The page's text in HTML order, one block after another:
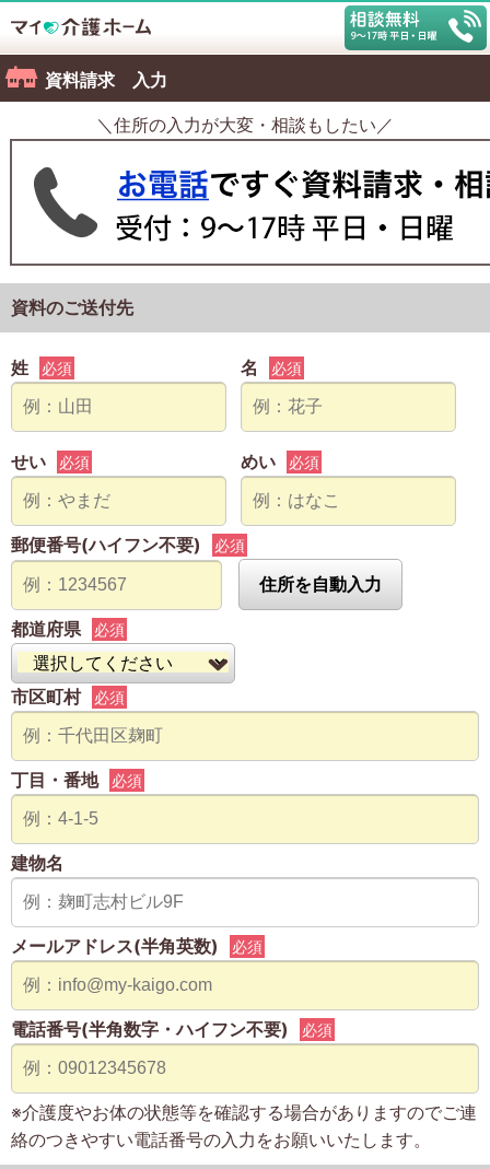
資料請求 入力
＼住所の入力が大変・相談もしたい／
資料のご送付先
姓 必須 名 必須
せい 必須 めい 必須
郵便番号(ハイフン不要) 必須
住所を自動入力
都道府県 必須
市区町村 必須
丁目・番地 必須
建物名
メールアドレス(半角英数) 必須
電話番号(半角数字・ハイフン不要) 必須
※介護度やお体の状態等を確認する場合がありますのでご連
絡のつきやすい電話番号の入力をお願いいたします。